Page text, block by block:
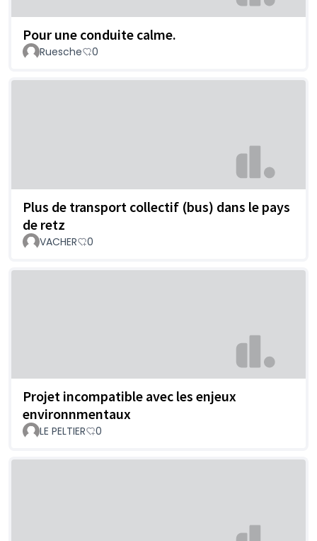
Pour une conduite calme.
Ruesche 0
Plus de transport collectif (bus) dans le pays
de retz
VACHER 0
Projet incompatible avec les enjeux
environnmentaux
LE PELTIER 0